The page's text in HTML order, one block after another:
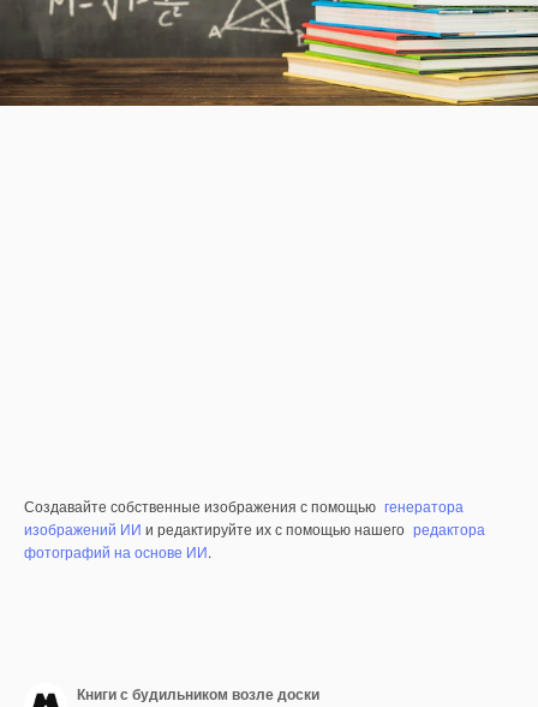
Создавайте собственные изображения с помощью генератора
изображений ИИ и редактируйте их с помощью нашего редактора
фотографий на основе ИИ.
Книги с будильником возле доски